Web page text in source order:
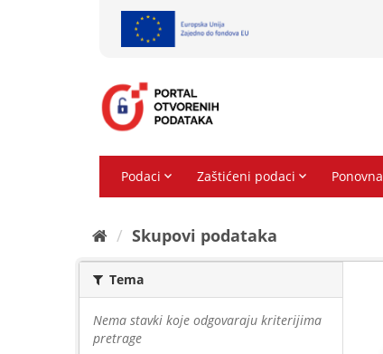
Skupovi podаtаkа
Tema
Nema stavki koje odgovaraju kriterijima
pretrage